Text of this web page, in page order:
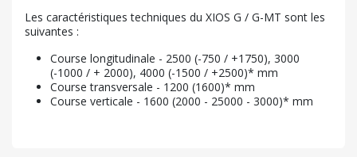
Les caractéristiques techniques du XIOS G / G-MT sont les
suivantes :
Course longitudinale - 2500 (-750 / +1750), 3000
(-1000 / + 2000), 4000 (-1500 / +2500)* mm
Course transversale - 1200 (1600)* mm
Course verticale - 1600 ​ (2000 - 25000 - 3000)* mm